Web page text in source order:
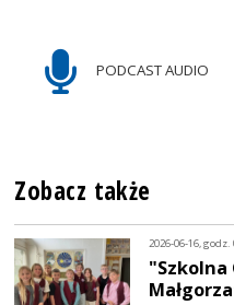
PODCAST AUDIO
Zobacz także
2026-06-16, godz.